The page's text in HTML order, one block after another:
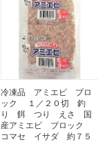
冷凍品 アミエビ ブロ
ック １／２０切 釣
り 餌 つり えさ 国
産アミエビ ブロック
コマセ イサダ 約７５